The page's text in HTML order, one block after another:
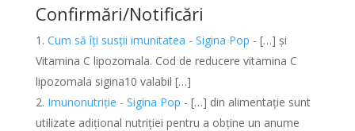
Confirmări/Notificări
Cum să îți susții imunitatea - Sigina Pop - […] și
Vitamina C lipozomala. Cod de reducere vitamina C
lipozomala sigina10 valabil […]
Imunonutriție - Sigina Pop - […] din alimentație sunt
utilizate adițional nutriției pentru a obține un anume